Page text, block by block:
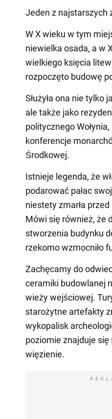
Jeden z najstarszych
W X wieku w tym
niewielka osada, a w
wielkiego księcia
rozpoczęto budowę
Służyła ona nie tylko
ale także jako
politycznego
konferencje
Środkowej.
Istnieje legenda, że
podarować pałac
niestety zmarła
Mówi się również, że
stworzenia budynku
rzekomo wzmocniło
Zachęcamy do
ceramiki budowlanej
wieży wejściowej.
starożytne artefakty
wykopalisk
poziomie znajduje
więzienie.